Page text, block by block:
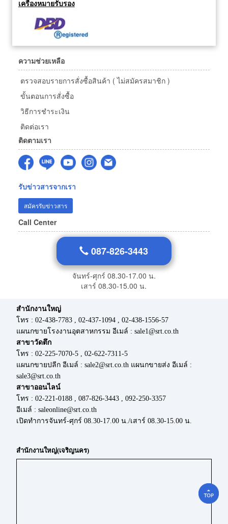
เครื่องหมายรับรอง
ความช่วยเหลือ
ตรวจสอบรายการสั่งซื้อสินค้า ( ไม่สมัครสมาชิก )
ขั้นตอนการสั่งซื้อ
วิธีการชำระเงิน
ติดต่อเรา
ติดตามเรา
รับข่าวสารจากเรา
สมัครรับข่าวสาร
Call Center
087-826-3443
จันทร์-ศุกร์ 08.30-17.00 น.
เสาร์ 08.30-15.00 น.
สำนักงานใหญ่
โทร : 02-438-7783 , 02-437-1094 , 02-438-1556-57
แผนกขายโรงงานอุตสาหกรรม อีเมล์ : sale1@srt.co.th
สาขาวัดตึก
โทร : 02-225-7070-5 , 02-622-7311-5
แผนกขายปลีก อีเมล์ : sale2@srt.co.th แผนกขายส่ง อีเมล์ :
sale3@srt.co.th
สาขาออนไลน์
โทร : 02-221-0188 , 087-826-3443 , 092-250-3357
อีเมล์ : saleonline@srt.co.th
เปิดทำการจันทร์-ศุกร์ 08.30-17.00 น./เสาร์ 08.30-15.00 น.
สำนักงานใหญ่(เจริญนคร)